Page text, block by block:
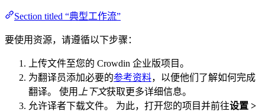
Section titled “典型工作流”
要使用资源，请遵循以下步骤：
上传文件至您的 Crowdin 企业版项目。
为翻译员添加必要的参考资料，以便他们了解如何完成
翻译。 使用 上下文获取更多详细信息。
允许译者下载文件。 为此，打开您的项目并前往设置 >